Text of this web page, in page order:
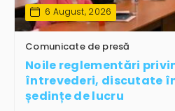
6 August, 2026
Comunicate de presă
Noile reglementări
întrevederi, discutate
ședințe de lucru